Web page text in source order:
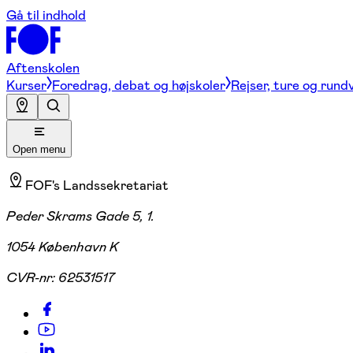
Gå til indhold
Aftenskolen
Kurser Foredrag, debat og højskoler Rejser, ture og
Open menu
FOF's Landssekretariat
Peder Skrams Gade 5, 1.
1054 København K
CVR-nr: 62531517